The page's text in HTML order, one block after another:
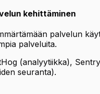
kehittäminen
palvelun
palveluita.
(analyytiikka),
seuranta).